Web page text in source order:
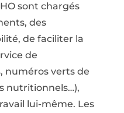
sont chargés
des
de faciliter la
de
numéros verts de
nutritionnels…),
lui-même. Les